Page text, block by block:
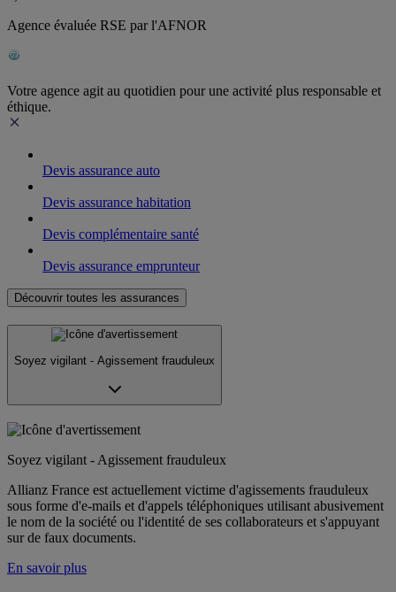
Agence évaluée RSE par l'AFNOR
Votre agence agit au quotidien pour une activité plus responsable et
éthique.
Devis assurance auto
Devis assurance habitation
Devis complémentaire santé
Devis assurance emprunteur
Découvrir toutes les assurances
Soyez vigilant - Agissement frauduleux
Soyez vigilant - Agissement frauduleux
Allianz France est actuellement victime d'agissements frauduleux
sous forme d'e-mails et d'appels téléphoniques utilisant abusivement
le nom de la société ou l'identité de ses collaborateurs et s'appuyant
sur de faux documents.
En savoir plus